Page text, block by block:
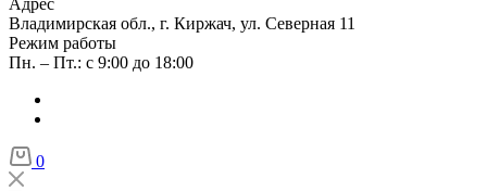
Адрес
Владимирская обл., г. Киржач, ул. Северная 11
Режим работы
Пн. – Пт.: с 9:00 до 18:00
0